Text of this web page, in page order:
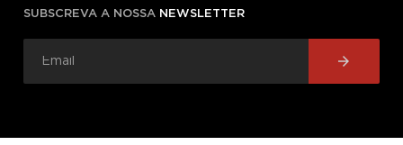
SUBSCREVA A NOSSA NEWSLETTER